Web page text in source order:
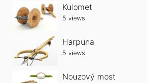
Kulomet
5 views
Harpuna
5 views
Nouzový most